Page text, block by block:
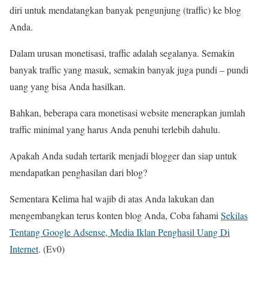
diri untuk mendatangkan banyak pengunjung (traffic) ke blog
Anda.
Dalam urusan monetisasi, traffic adalah segalanya. Semakin
banyak traffic yang masuk, semakin banyak juga pundi – pundi
uang yang bisa Anda hasilkan.
Bahkan, beberapa cara monetisasi website menerapkan jumlah
traffic minimal yang harus Anda penuhi terlebih dahulu.
Apakah Anda sudah tertarik menjadi blogger dan siap untuk
mendapatkan penghasilan dari blog?
Sementara Kelima hal wajib di atas Anda lakukan dan
mengembangkan terus konten blog Anda, Coba fahami Sekilas
Tentang Google Adsense, Media Iklan Penghasil Uang Di
Internet. (Ev0)